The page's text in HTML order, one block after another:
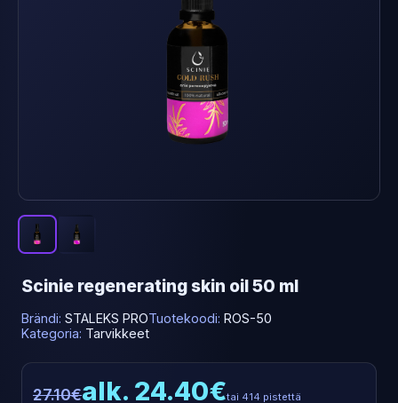
Scinie regenerating skin oil 50 ml
Brändi: STALEKS PROTuotekoodi: ROS-50
Kategoria: Tarvikkeet
27.10€alk. 24.40€tai 414 pistettä